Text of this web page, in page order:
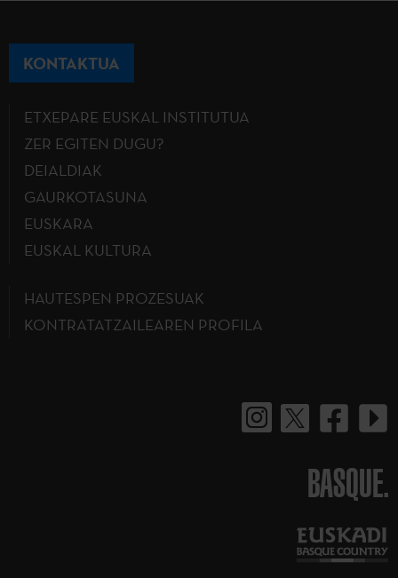
KONTAKTUA
ETXEPARE EUSKAL INSTITUTUA
ZER EGITEN DUGU?
DEIALDIAK
GAURKOTASUNA
EUSKARA
EUSKAL KULTURA
HAUTESPEN PROZESUAK
KONTRATATZAILEAREN PROFILA
BASQUE.